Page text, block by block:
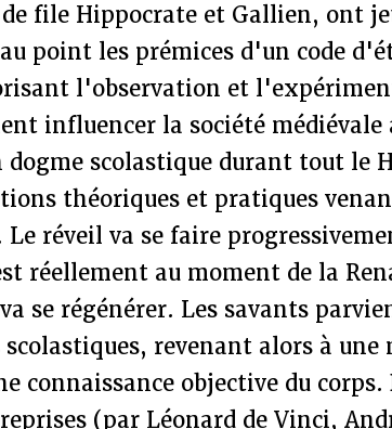
file Hippocrate et Gallien, ont
point les prémices d'un code
l'observation et
influencer la société
scolastique durant tout le
théoriques et pratiques
Le réveil va se faire
réellement au moment de la
se régénérer. Les savants
revenant alors à une
connaissance objective du corps.
(par Léonard de Vinci,